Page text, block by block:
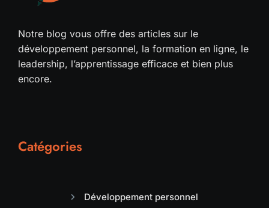
Notre blog vous offre des articles sur le
développement personnel, la formation en ligne, le
leadership, l’apprentissage efficace et bien plus
encore.
Catégories
Développement personnel